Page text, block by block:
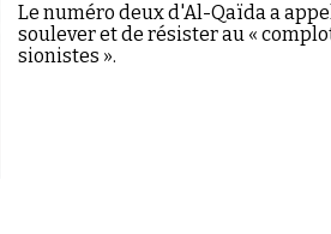
Le numéro deux d'Al-Qaïda a
soulever et de résister au «
sionistes ».